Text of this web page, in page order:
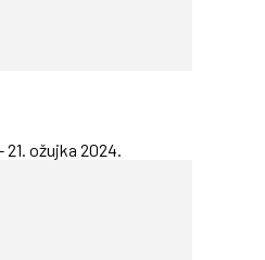
21. ožujka 2024.